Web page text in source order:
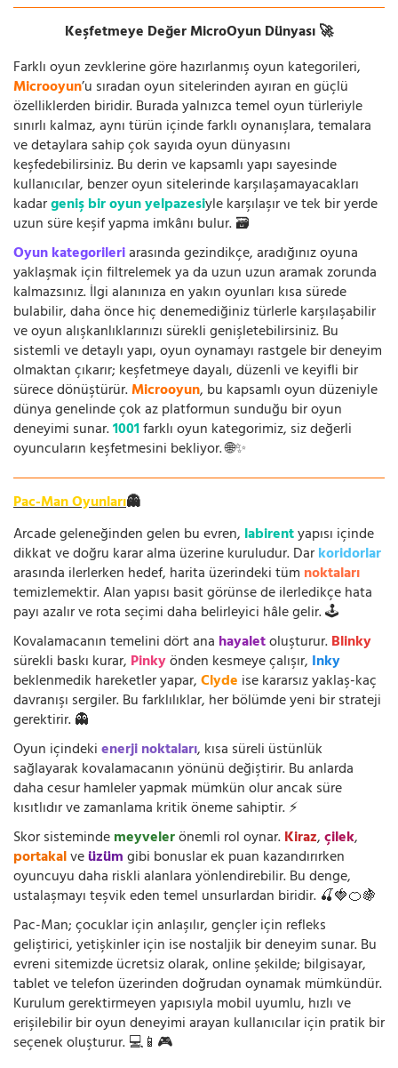
Keşfetmeye Değer MicroOyun Dünyası 🚀
Farklı oyun zevklerine göre hazırlanmış oyun kategorileri,
Microoyun’u sıradan oyun sitelerinden ayıran en güçlü
özelliklerden biridir. Burada yalnızca temel oyun türleriyle
sınırlı kalmaz, aynı türün içinde farklı oynanışlara, temalara
ve detaylara sahip çok sayıda oyun dünyasını
keşfedebilirsiniz. Bu derin ve kapsamlı yapı sayesinde
kullanıcılar, benzer oyun sitelerinde karşılaşamayacakları
kadargeniş bir oyun yelpazesiyle karşılaşır ve tek bir yerde
uzun süre keşif yapma imkânı bulur. 🗃️
Oyun kategorileriarasında gezindikçe, aradığınız oyuna
yaklaşmak için filtrelemek ya da uzun uzun aramak zorunda
kalmazsınız. İlgi alanınıza en yakın oyunları kısa sürede
bulabilir, daha önce hiç denemediğiniz türlerle karşılaşabilir
ve oyun alışkanlıklarınızı sürekli genişletebilirsiniz. Bu
sistemli ve detaylı yapı, oyun oynamayı rastgele bir deneyim
olmaktan çıkarır; keşfetmeye dayalı, düzenli ve keyifli bir
sürece dönüştürür.Microoyun, bu kapsamlı oyun düzeniyle
dünya genelinde çok az platformun sunduğu bir oyun
deneyimi sunar.1001farklı oyun kategorimiz, siz değerli
oyuncuların keşfetmesini bekliyor. 🌐✨
Pac-Man Oyunları👻
Arcade geleneğinden gelen bu evren, labirentyapısı içinde
dikkat ve doğru karar alma üzerine kuruludur. Darkoridorlar
arasında ilerlerken hedef, harita üzerindeki tüm noktaları
temizlemektir. Alan yapısı basit görünse de ilerledikçe hata
payı azalır ve rota seçimi daha belirleyici hâle gelir. 🕹️
Kovalamacanın temelini dört ana hayaletoluşturur.Blinky
sürekli baskı kurar, Pinkyönden kesmeye çalışır, Inky
beklenmedik hareketler yapar,Clyde ise kararsız yaklaş-kaç
davranışı sergiler. Bu farklılıklar, her bölümde yeni bir strateji
gerektirir. 👻
Oyun içindekienerji noktaları, kısa süreli üstünlük
sağlayarak kovalamacanın yönünü değiştirir. Bu anlarda
daha cesur hamleler yapmak mümkün olur ancak süre
kısıtlıdır ve zamanlama kritik öneme sahiptir. ⚡
Skor sistemindemeyvelerönemli rol oynar.Kiraz,çilek,
portakalveüzümgibi bonuslar ek puan kazandırırken
oyuncuyu daha riskli alanlara yönlendirebilir. Bu denge,
ustalaşmayı teşvik eden temel unsurlardan biridir. 🍒🍓🍊🍇
Pac-Man; çocuklar için anlaşılır, gençler için refleks
geliştirici, yetişkinler için ise nostaljik bir deneyim sunar. Bu
evreni sitemizde ücretsiz olarak, online şekilde; bilgisayar,
tablet ve telefon üzerinden doğrudan oynamak mümkündür.
Kurulum gerektirmeyen yapısıyla mobil uyumlu, hızlı ve
erişilebilir bir oyun deneyimi arayan kullanıcılar için pratik bir
seçenek oluşturur. 💻📱🎮